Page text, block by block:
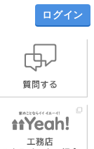
ログイン